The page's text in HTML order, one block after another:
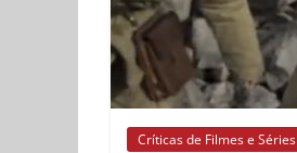
Críticas de Filmes e Séries